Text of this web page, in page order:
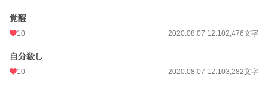
覚醒
10 2020.08.07 12:102,476文字
自分殺し
10 2020.08.07 12:103,282文字